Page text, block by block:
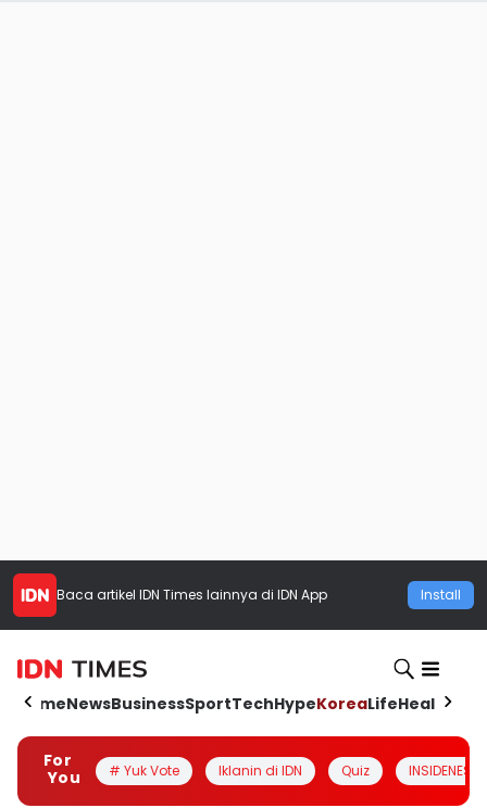
Baca artikel IDN Times lainnya di IDN App Install
HomeNewsBusinessSportTechHypeKoreaLifeHealth
For
You
# Yuk Vote Iklanin di IDN Quiz INSIDENESIA